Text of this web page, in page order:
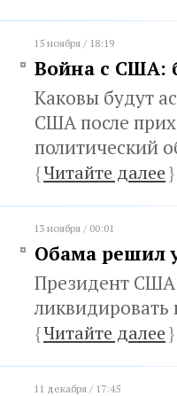
15 ноября / 18:19
Война с США:
Каковы будут
США после
политический
{Читайте далее}
13 ноября / 00:01
Обама решил
Президент США
ликвидировать
{Читайте далее}
11 декабря / 17:45